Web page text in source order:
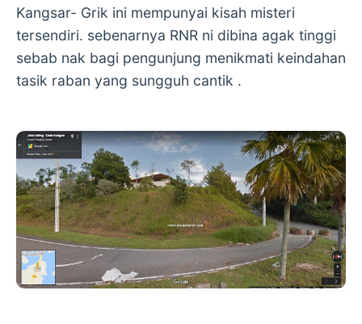
Kangsar- Grik ini mempunyai kisah misteri
tersendiri. sebenarnya RNR ni dibina agak tinggi
sebab nak bagi pengunjung menikmati keindahan
tasik raban yang sungguh cantik .